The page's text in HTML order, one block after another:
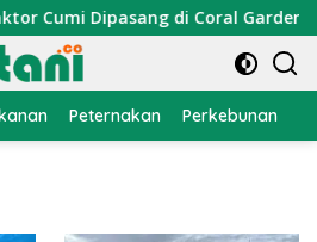
Dipasang di Coral Garden
Peternakan Perkebunan